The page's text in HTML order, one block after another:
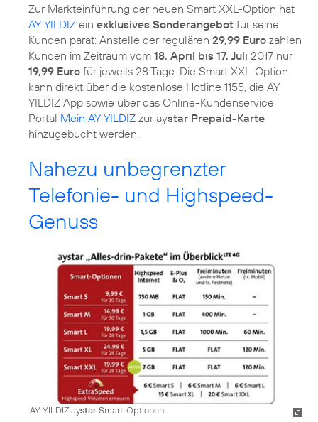
Zur Markteinführung der neuen Smart XXL-Option hat
AY YILDIZ ein exklusives Sonderangebot für seine
Kunden parat: Anstelle der regulären 29,99 Euro zahlen
Kunden im Zeitraum vom 18. April bis 17. Juli 2017 nur
19,99 Euro für jeweils 28 Tage. Die Smart XXL-Option
kann direkt über die kostenlose Hotline 1155, die AY
YILDIZ App sowie über das Online-Kundenservice
Portal Mein AY YILDIZ zur aystar Prepaid-Karte
hinzugebucht werden.
Nahezu unbegrenzter
Telefonie- und Highspeed-
Genuss
AY YILDIZ aystarSmart-Optionen